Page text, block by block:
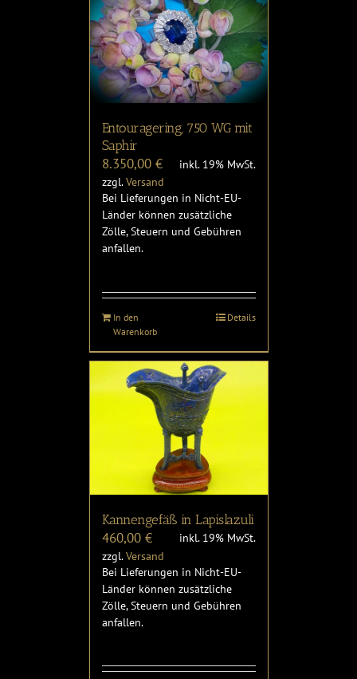
Entouragering, 750 WG mit
Saphir
8.350,00 €
inkl. 19% MwSt.
zzgl.Versand
Bei Lieferungen in Nicht-EU-
Länder können zusätzliche
Zölle, Steuern und Gebühren
anfallen.
In den
Warenkorb
Details
Kannengefäß in Lapislazuli
460,00 €
inkl. 19% MwSt.
zzgl.Versand
Bei Lieferungen in Nicht-EU-
Länder können zusätzliche
Zölle, Steuern und Gebühren
anfallen.